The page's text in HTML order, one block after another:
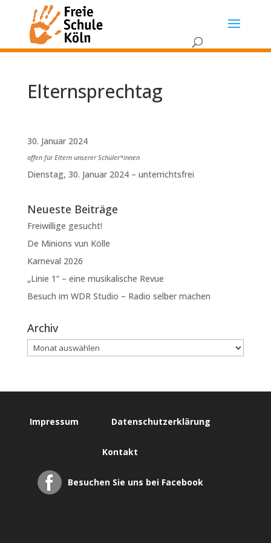
Elternsprechtag
30. Januar 2024
offen für Eltern unserer Schüler*innen
Dienstag, 30. Januar 2024 – unterrichtsfrei
Neueste Beiträge
Freiwillige gesucht!
De Minions vun Kölle
Karneval 2026
„Linie 1“ – eine musikalische Revue
Besuch im WDR Studio – Radio selber machen
Archiv
Impressum Datenschutzerklärung
Kontakt
Besuchen Sie uns bei Facebook